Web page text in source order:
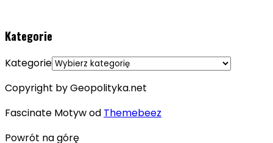
Kategorie
Kategorie
Copyright by Geopolityka.net
Fascinate Motyw od Themebeez
Powrót na górę